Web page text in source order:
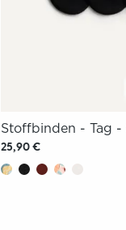
Stoffbinden - Tag -
25,90 €